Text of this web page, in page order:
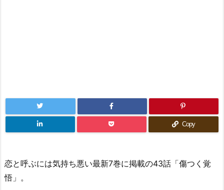
Copy
恋と呼ぶには気持ち悪い最新7巻に掲載の43話「傷つく覚
悟」。